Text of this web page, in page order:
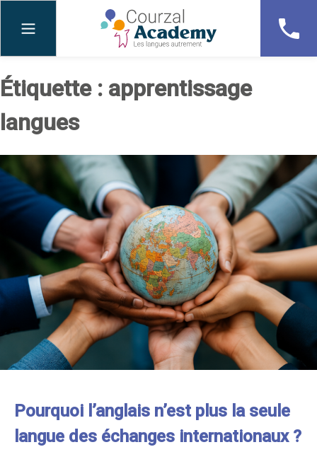
Étiquette : apprentissage
langues
Pourquoi l’anglais n’est plus la seule
langue des échanges internationaux ?